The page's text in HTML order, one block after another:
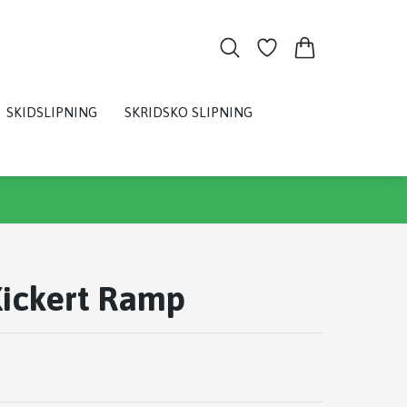
SKIDSLIPNING SKRIDSKO SLIPNING
Ramp